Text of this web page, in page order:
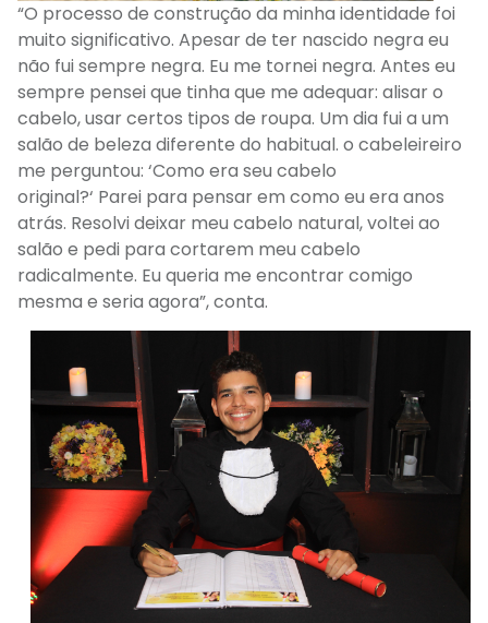
“O processo de construção da minha identidade foi
muito significativo. Apesar de ter nascido negra eu
não fui sempre negra. Eu me tornei negra. Antes eu
sempre pensei que tinha que me adequar: alisar o
cabelo, usar certos tipos de roupa. Um dia fui a um
salão de beleza diferente do habitual. o cabeleireiro
me perguntou: ‘Como era seu cabelo
original?‘ Parei para pensarem como eu era anos
atrás. Resolvi deixar meu cabelo natural,voltei ao
salão e pedi para cortarem meu cabelo
radicalmente. Eu queria me encontrar comigo
mesma e seria agora”, conta.